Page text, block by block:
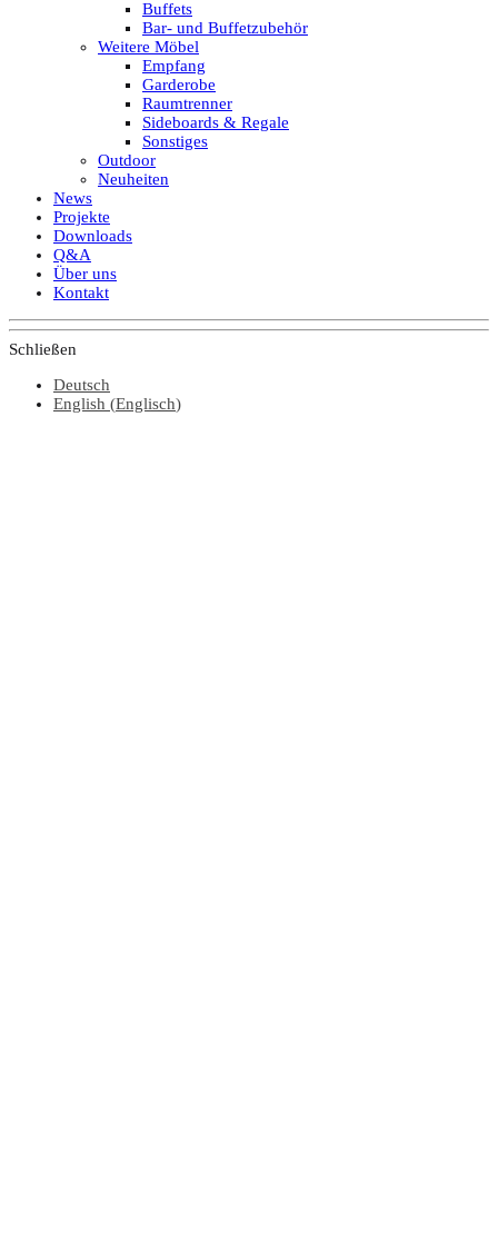
Buffets
Bar- und Buffetzubehör
Weitere Möbel
Empfang
Garderobe
Raumtrenner
Sideboards & Regale
Sonstiges
Outdoor
Neuheiten
News
Projekte
Downloads
Q&A
Über uns
Kontakt
Schließen
Deutsch
English (Englisch)